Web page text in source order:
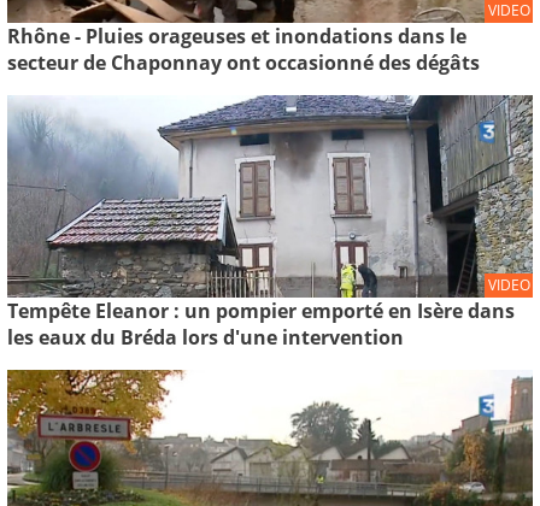
VIDEO
Rhône - Pluies orageuses et inondations dans le
secteur de Chaponnay ont occasionné des dégâts
VIDEO
Tempête Eleanor : un pompier emporté en Isère dans
les eaux du Bréda lors d'une intervention